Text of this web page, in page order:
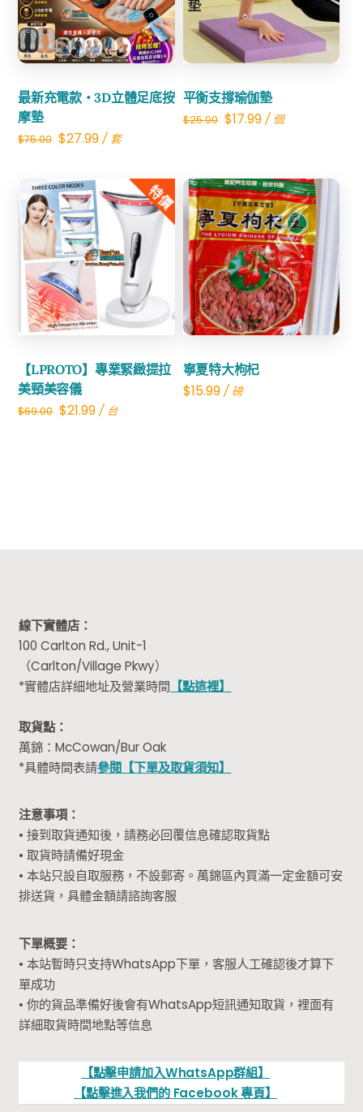
最新充電款・3D立體足底按
摩墊
$75.00 Original
was:
$75.00.
$27.99Current
is:
$27.99.
/ 套
Share
平衡支撐瑜伽墊
$25.00 Original
$25.00.
$17.99Current
$17.99.
/ 個
Share
特價
【LPROTO】專業緊緻提拉
美頸美容儀
$69.00 Original
$21.99Current
/ 台
寧夏特大枸杞
$15.99/ 磅
Share
線下實體店：
100 Carlton Rd., Unit-1
（Carlton/Village Pkwy）
*實體店詳細地址及營業時間 【點這裡】
取貨點：
萬錦：McCowan/Bur Oak
*具體時間表請參閱【下單及取貨須知】
注意事項：
• 接到取貨通知後，請務必回覆信息確認取貨點
• 取貨時請備好現金
• 本站只設自取服務，不設郵寄。萬錦區內買滿一定金額可安
排送貨，具體金額請諮詢客服
下單概要：
• 本站暫時只支持WhatsApp下單，客服人工確認後才算下
單成功
• 你的貨品準備好後會有WhatsApp短訊通知取貨，裡面有
詳細取貨時間地點等信息
【點擊申請加入WhatsApp群組】
【點擊進入我們的 Facebook 專頁】